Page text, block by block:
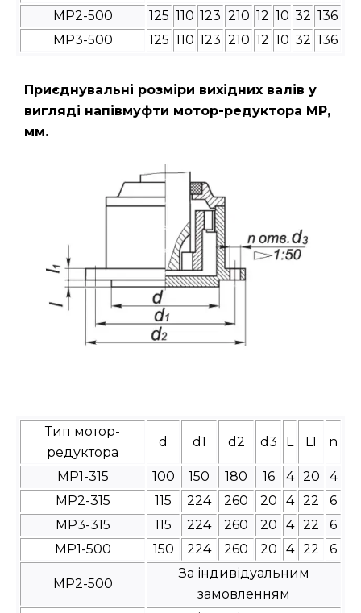
МР2-500
125 110 123 210 12 10 32 136
МР3-500
125 110 123 210 12 10 32 136
Приєднувальні розміри вихідних валів у
вигляді напівмуфти мотор-редуктора МР,
мм.
Тип мотор-
редуктора
d d1 d2 d3 L L1 n
МР1-315 100 150 180 16 4 20
4
МР2-315
115 224 260 20 4 22
6
МР3-315
115 224 260 20 4 22
6
МР1-500
150 224 260 20 4 22 6
МР2-500
За індивідуальним
замовленням